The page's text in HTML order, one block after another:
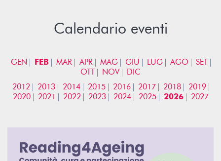
Calendario eventi
GEN FEB MAR APR MAG GIU LUG AGO
SET
OTT
NOV
DIC
2012
2013 2014 2015 2016 2017 2018
2019
2020
2021 2022 2023 2024 2025 2026 2027